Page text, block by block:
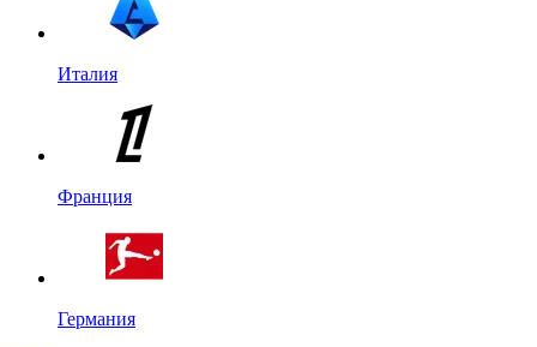
Италия
Франция
Германия